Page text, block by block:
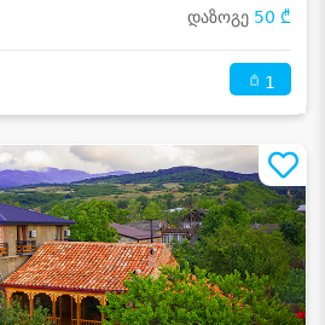
დაზოგე 50 ₾
1